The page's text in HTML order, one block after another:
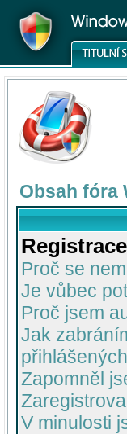
Obsah fóra
Proč se
Je vůbec
Proč jsem
Jak
Zapomněl
V minulosti